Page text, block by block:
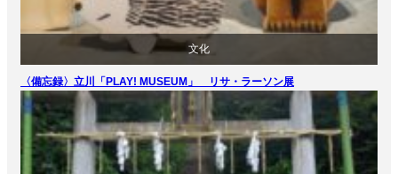
文化
美術展・美術館・博物館巡り
〈備忘録〉立川「PLAY! MUSEUM」 リサ・ラーソン展